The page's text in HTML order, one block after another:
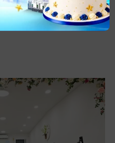
Phường 6, Quận 3,